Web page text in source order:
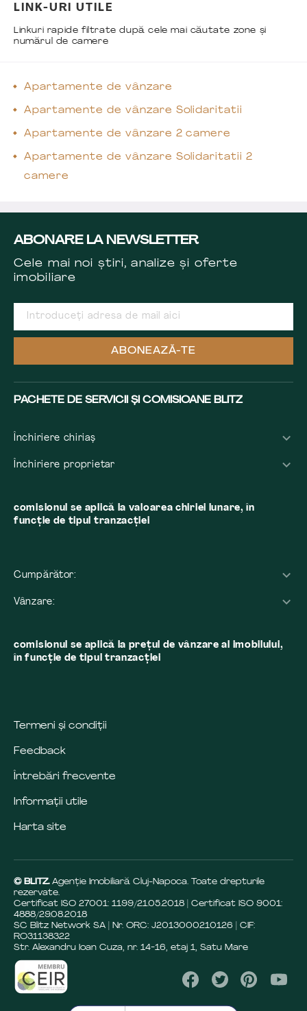
LINK-URI UTILE
Linkuri rapide filtrate după cele mai căutate zone și
numărul de camere
Apartamente de vânzare
Apartamente de vânzare Solidaritatii
Apartamente de vânzare 2 camere
Apartamente de vânzare Solidaritatii 2
camere
ABONARE LA NEWSLETTER
Cele mai noi știri, analize și oferte
imobiliare
ABONEAZĂ-TE
PACHETE DE SERVICII ȘI COMISIOANE BLITZ
Închiriere chiriaș
Închiriere proprietar
comisionul se aplică la valoarea chiriei lunare, în
funcție de tipul tranzacției
Cumpărător:
Vânzare:
comisionul se aplică la preţul de vânzare al imobilului,
în funcţie de tipul tranzacţiei
Termeni și condiții
Feedback
Întrebări frecvente
Informații utile
Harta site
© BLITZ. Agenție Imobiliară Cluj-Napoca. Toate drepturile
rezervate.
Certificat ISO 27001: 1199/21.05.2018 | Certificat ISO 9001:
4888/29.08.2018
SC Blitz Network SA | Nr. ORC: J2013000210126 | CIF:
RO31138322
Str. Alexandru Ioan Cuza, nr. 14-16, etaj 1, Satu Mare